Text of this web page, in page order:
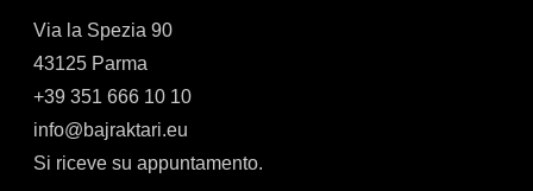
Via la Spezia 90
43125 Parma
+39 351 666 10 10
info@bajraktari.eu
Si riceve su appuntamento.